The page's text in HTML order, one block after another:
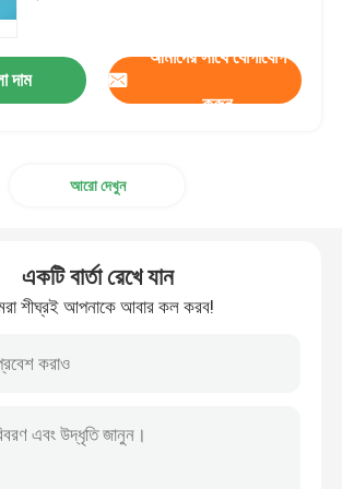
দাম
আমাদের সাথে যোগাযোগ
করুন
আরো দেখুন
একটি বার্তা রেখে যান
শীঘ্রই আপনাকে আবার কল করব!